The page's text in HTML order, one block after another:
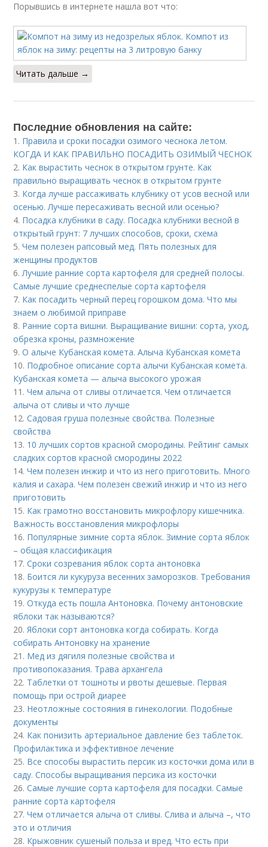
Порывшись в интернете нашла вот что:
Читать дальше →
Последние обновления на сайте:
1. Правила и сроки посадки озимого чеснока летом.
КОГДА И КАК ПРАВИЛЬНО ПОСАДИТЬ ОЗИМЫЙ ЧЕСНОК
2. Как вырастить чеснок в открытом грунте. Как
правильно выращивать чеснок в открытом грунте
3. Когда лучше рассаживать клубнику от усов весной или
осенью. Лучше пересаживать весной или осенью?
4. Посадка клубники в саду. Посадка клубники весной в
открытый грунт: 7 лучших способов, сроки, схема
5.Чем полезен рапсовый мед. Пять полезных для
женщины продуктов
6. Лучшие ранние сорта картофеля для средней полосы.
Самые лучшие среднеспелые сорта картофеля
7. Как посадить черный перец горошком дома. Что мы
знаем о любимой приправе
8. Ранние сорта вишни. Выращивание вишни: сорта, уход,
обрезка кроны, размножение
9.О алыче Кубанская комета. Алыча Кубанская комета
10. Подробное описание сорта алычи Кубанская комета.
Кубанская комета — алыча высокого урожая
11.Чем алыча от сливы отличается. Чем отличается
алыча от сливы и что лучше
12.Садовая груша полезные свойства. Полезные
свойства
13. 10 лучших сортов красной смородины. Рейтинг самых
сладких сортов красной смородины 2022
14.Чем полезен инжир и что из него приготовить. Много
калия и сахара. Чем полезен свежий инжир и что из него
приготовить
15. Как грамотно восстановить микрофлору кишечника.
Важность восстановления микрофлоры
16. Популярные зимние сорта яблок. Зимние сорта яблок
– общая классификация
17.Сроки созревания яблок сорта антоновка
18. Боится ли кукуруза весенних заморозков. Требования
кукурузы к температуре
19.Откуда есть пошла Антоновка. Почему антоновские
яблоки так называются?
20. Яблоки сорт антоновка когда собирать. Когда
собирать Антоновку на хранение
21. Мед из дягиля полезные свойства и
противопоказания. Трава архангела
22. Таблетки от тошноты и рвоты дешевые. Первая
помощь при острой диарее
23. Неотложные состояния в гинекологии. Подобные
документы
24. Как понизить артериальное давление без таблеток.
Профилактика и эффективное лечение
25. Все способы вырастить персик из косточки дома или в
саду. Способы выращивания персика из косточки
26.Самые лучшие сорта картофеля для посадки. Самые
ранние сорта картофеля
27.Чем отличается алыча от сливы. Слива и алыча –, что
это и отличия
28. Крыжовник сушеный польза и вред. Что есть при